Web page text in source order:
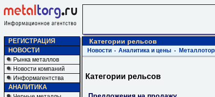
РЕГИСТРАЦИЯ
НОВОСТИ
Рынка металлов
Новости компаний
Информагентства
АНАЛИТИКА
Категории рельсов
Новости Аналитика и цены
Категории рельсов
Предложения на продажу